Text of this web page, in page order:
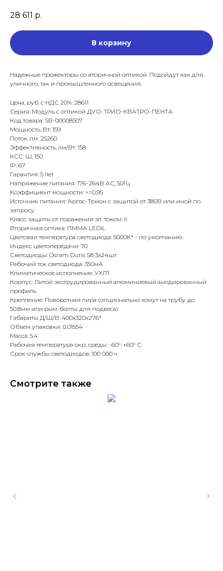
28 611 р.
В корзину
Надежные прожекторы со вторичной оптикой. Подойдут как для
уличного, так и промышленного освещения.
Цена, руб. с НДС 20%: 28611
Серия: Модуль с оптикой ДУО-ТРИО-КВАТРО-ПЕНТА
Код товара: SB-00008507
Мощность, Вт: 159
Поток, лм: 25260
Эффективность, лм/Вт: 158
КСС: Ш, 150
IP: 67
Гарантия: 5 лет
Напряжение питания: 176-264В АС, 50Гц
Коэффициент мощности: >=0,95
Источник питания: Аргос-Трион с защитой от 380В или иной по
запросу
Класс защиты от поражения эл. током: II
Вторичная оптика: ПММА LEDiL
Цветовая температура светодиода: 5000К* - по умолчанию.
Индекс цветопередачи: 70
Светодиоды: Osram Duris S8 3x24шт
Рабочий ток светодиода: 350мА
Климатическое исполнение: УХЛ1
Корпус: Литой экструдированный алюминиевый анодированный
профиль
Крепление: Поворотная лира (опционально хомут на трубу до
50.8мм или рым-болты для подвеса)
Габариты Д/Ш/В: 400х320х276*
Объем упаковки: 0.01554
Масса: 5.4
Рабочая температура окр. среды: -60°-+60° С
Срок службы светодиодов: 100 000 ч
Смотрите также